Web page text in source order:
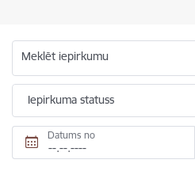
Meklēt iepirkumu
Iepirkuma statuss
Datums no